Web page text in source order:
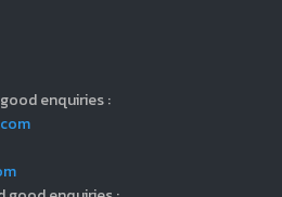
enquiries :